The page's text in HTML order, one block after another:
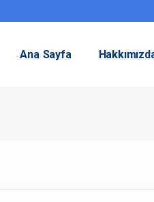
Ana Sayfa